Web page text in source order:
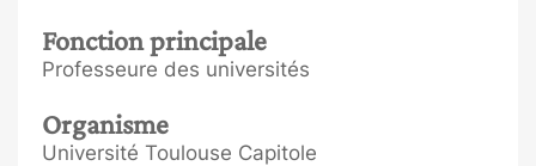
Fonction principale
Professeure des universités
Organisme
Université Toulouse Capitole